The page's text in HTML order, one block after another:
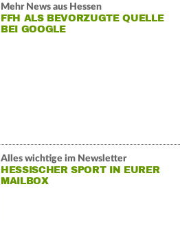
Mehr News aus Hessen
FFH ALS BEVORZUGTE QUELLE
BEI GOOGLE
Alles wichtige im Newsletter
HESSISCHER SPORT IN EURER
MAILBOX